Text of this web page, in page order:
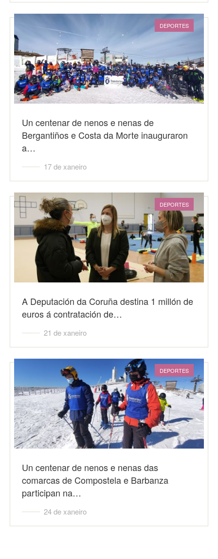
DEPORTES
Un centenar de nenos e nenas de
Bergantiños e Costa da Morte inauguraron
a…
17 de xaneiro
DEPORTES
A Deputación da Coruña destina 1 millón de
euros á contratación de…
21 de xaneiro
DEPORTES
Un centenar de nenos e nenas das
comarcas de Compostela e Barbanza
participan na…
24 de xaneiro